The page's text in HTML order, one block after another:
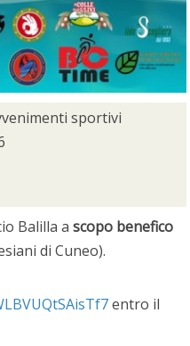
sportivi
Balilla ascopo benefico
di Cuneo).
entro il